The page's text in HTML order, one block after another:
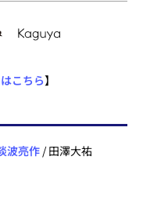
こちら】
波亮作 / 田澤大祐